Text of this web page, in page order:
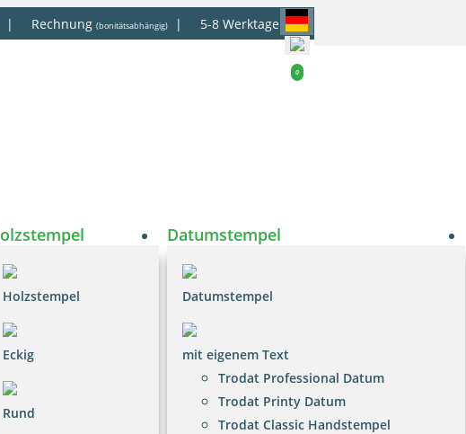
| Rechnung (bonitätsabhängig) | 5-8 Werktage
0
Holzstempel
Eckig
Rund
Datumstempel
Datumstempel
mit eigenem Text
Trodat Professional Datum
Trodat Printy Datum
Trodat Classic Handstempel